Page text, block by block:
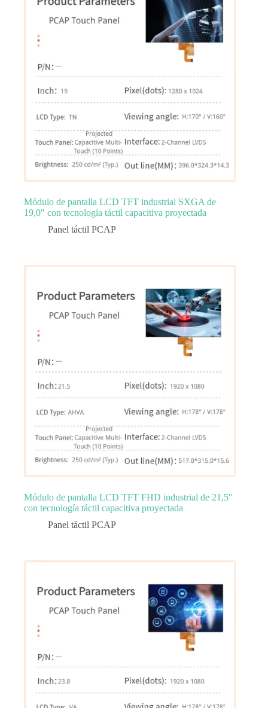
Módulo de pantalla LCD TFT industrial SXGA de
19,0″ con tecnología táctil capacitiva proyectada
Panel táctil PCAP
Módulo de pantalla LCD TFT FHD industrial de 21,5″
con tecnología táctil capacitiva proyectada
Panel táctil PCAP